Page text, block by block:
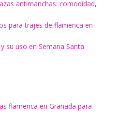
antimanchas: comodidad,
para trajes de flamenca en
su uso en Semana Santa
flamenca en Granada para